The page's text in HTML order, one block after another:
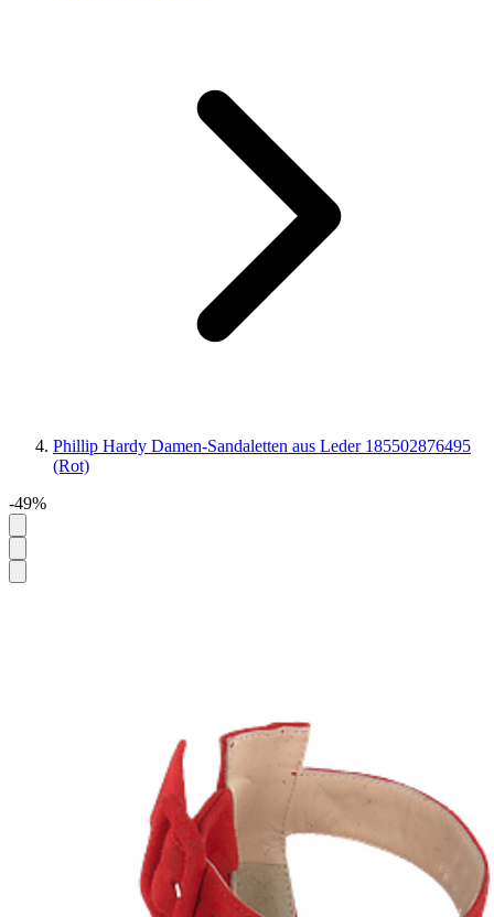
Phillip Hardy Damen-Sandaletten aus Leder 185502876495
(Rot)
-49%